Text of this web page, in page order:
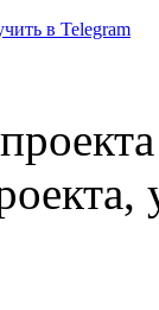
в Telegram